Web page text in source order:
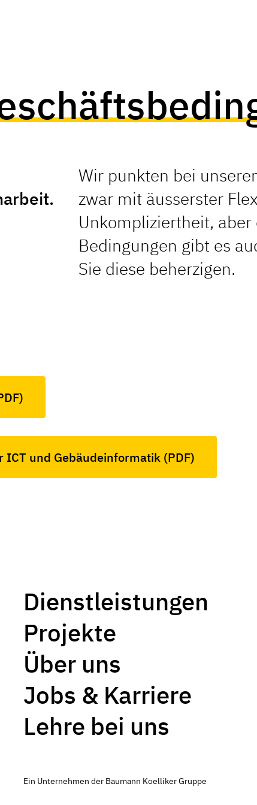
Wir punkten bei
zwar mit äusserster
Unkompliziertheit,
Bedingungen gibt es
Sie diese beherzigen.
ICT und Gebäudeinformatik (PDF)
Dienstleistungen
Projekte
Über uns
Jobs & Karriere
Lehre bei uns
Ein Unternehmen der Baumann Koelliker Gruppe